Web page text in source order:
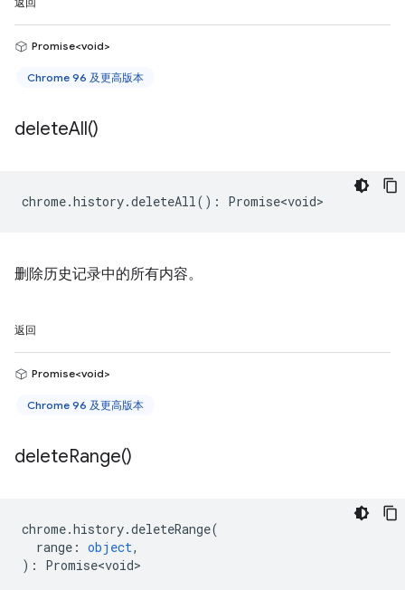
返回
Promise<void>
Chrome 96 及更高版本
deleteAll()
chrome.history.deleteAll() : Promise<void>
删除历史记录中的所有内容。
返回
Promise<void>
Chrome 96 及更高版本
deleteRange()
chrome.history.deleteRange(
range : object,
) : Promise<void>